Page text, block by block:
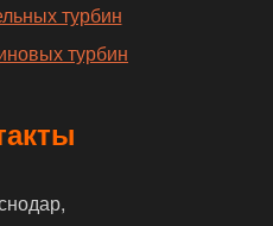
турбин
турбин